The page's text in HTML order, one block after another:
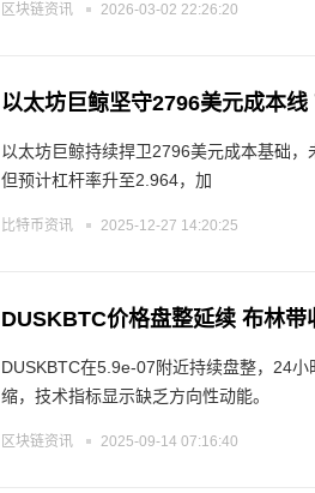
区块链资讯 2026-03-02 22:26:20
以太坊巨鲸坚守2796美元成本
以太坊巨鲸持续捍卫2796美元成本基础，
但预计杠杆率升至2.964，加
比特币资讯 2025-12-27 14:20:25
DUSKBTC价格盘整延续 布林带
DUSKBTC在5.9e-07附近持续盘整，24
缩，技术指标显示缺乏方向性动能。
区块链资讯 2025-09-14 07:16:40